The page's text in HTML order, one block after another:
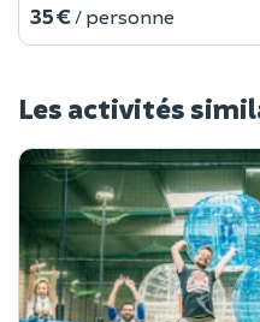
35 € / personne
Les activités